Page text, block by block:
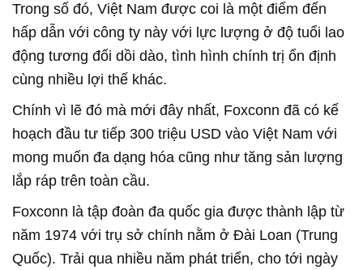
Trong số đó, Việt Nam được coi là một điểm đến
hấp dẫn với công ty này với lực lượng ở độ tuổi lao
động tương đối dồi dào, tình hình chính trị ổn định
cùng nhiều lợi thế khác.
Chính vì lẽ đó mà mới đây nhất, Foxconn đã có kế
hoạch đầu tư tiếp 300 triệu USD vào Việt Nam với
mong muốn đa dạng hóa cũng như tăng sản lượng
lắp ráp trên toàn cầu.
Foxconn là tập đoàn đa quốc gia được thành lập từ
năm 1974 với trụ sở chính nằm ở Đài Loan (Trung
Quốc). Trải qua nhiều năm phát triển, cho tới ngày